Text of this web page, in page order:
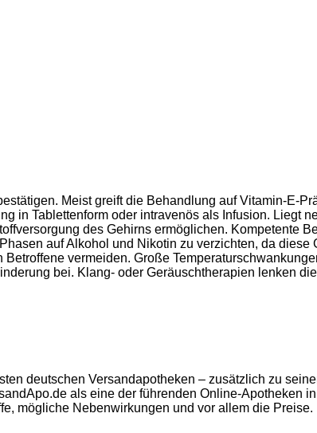
Meist greift die Behandlung auf Vitamin-E-
in Tablettenform oder intravenös als Infusion. Liegt
des Gehirns ermöglichen. Kompetente
auf Alkohol und Nikotin zu verzichten, da
vermeiden. Große
bei. Klang- oder Geräuschtherapien lenken
deutschen Versandapotheken – zusätzlich zu
als eine der führenden Online-Apotheken
mögliche Nebenwirkungen und vor allem die Preise.